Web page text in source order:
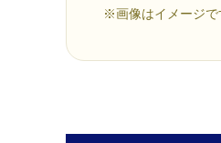
※画像はイメージで